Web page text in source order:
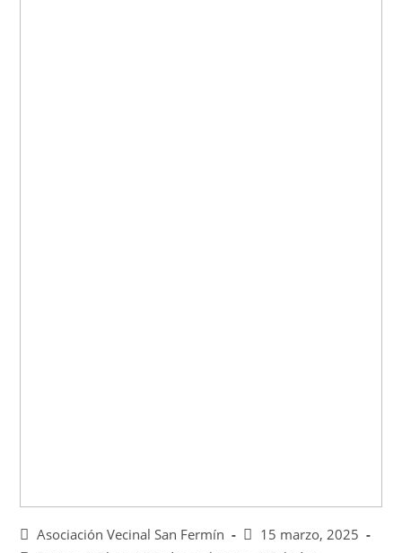
Asociación Vecinal San Fermín
15 marzo, 2025